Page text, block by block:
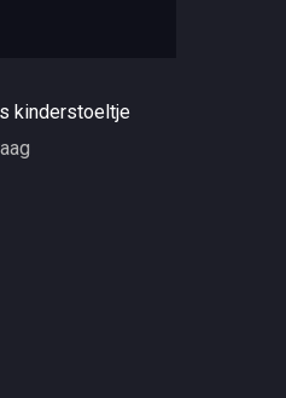
kinderstoeltje